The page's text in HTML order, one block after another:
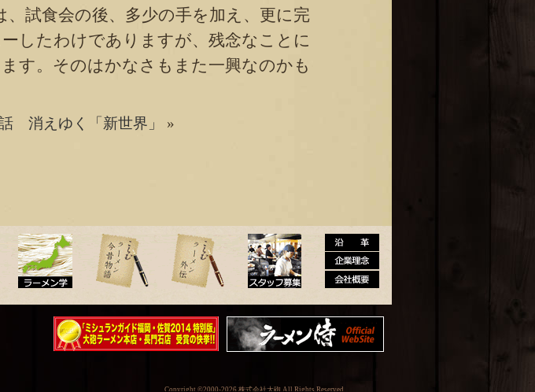
試食会の後、多少の手を加え、更に完
したわけでありますが、残念なことに
す。そのはかなさもまた一興なのかも
消えゆく「新世界」 »
ラーメン今昔物語ラーメン外伝 スタッフ募集 沿革・企業理念・
Copyright ©2000-2026 株式会社大砲 All Rights Reserved.